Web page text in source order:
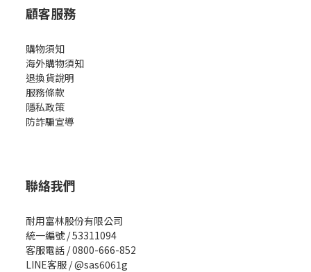
顧客服務
購物須知
海外購物須知
退換貨說明
服務條款
隱私政策
防詐騙宣導
聯絡我們
耐用富林股份有限公司
統一編號 / 53311094
客服電話 / 0800-666-852
LINE客服 / @sas6061g